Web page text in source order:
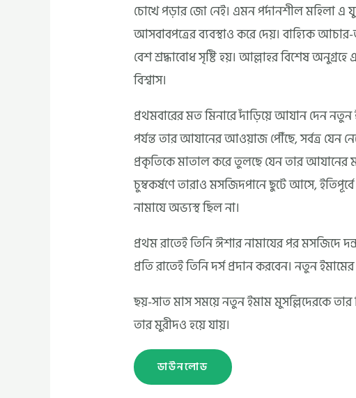
চোখে পড়ার জো নেই। এমন পর্দানশীল মহিলা এ
আসবাবপত্রের ব্যবস্থাও করে দেয়। বাহ্যিক
বেশ শ্রদ্ধাবোধ সৃষ্টি হয়। আল্লাহর বিশেষ
বিশ্বাস।
প্রথমবারের মত মিনারে দাঁড়িয়ে আযান দেন
পর্যন্ত তার আযানের আওয়াজ পৌঁছে, সর্বত্র যেন
প্রকৃতিকে মাতাল করে তুলছে যেন তার
চুম্বকর্ষণে তারাও মসজিদপানে ছুটে আসে,
নামাযে অভ্যস্থ ছিল না।
প্রথম রাতেই তিনি ঈশার নামাযের পর মসজিদে
প্রতি রাতেই তিনি দর্স প্রদান করবেন। নতুন
ছয়-সাত মাস সময়ে নতুন ইমাম মুসল্লিদেরকে তার
তার মুরীদও হয়ে যায়।
ডাউনলোড